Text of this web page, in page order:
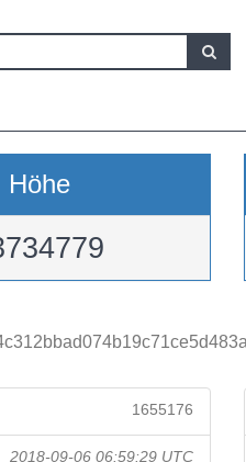
Höhe
1655176
2018-09-06 06:59:29 UTC